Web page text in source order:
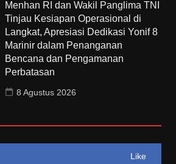
Menhan RI dan Wakil Panglima TNI
Tinjau Kesiapan Operasional di
Langkat, Apresiasi Dedikasi Yonif 8
Marinir dalam Penanganan
Bencana dan Pengamanan
Perbatasan
8 Agustus 2026
Like